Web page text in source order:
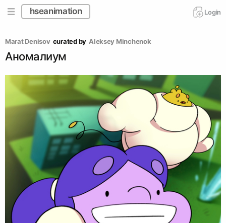
hseanimation Login
Marat Denisov curated by Aleksey Minchenok
Аномалиум